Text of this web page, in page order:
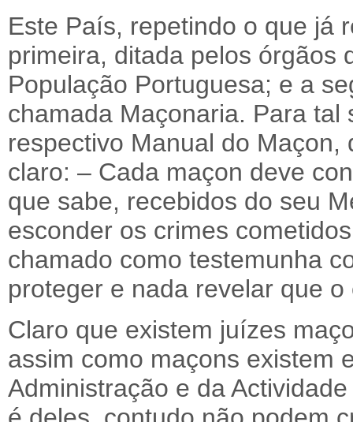
Este País, repetindo o que já
primeira, ditada pelos órgãos
População Portuguesa; e a
chamada Maçonaria. Para
respectivo Manual do
claro: – Cada maçon deve
que sabe, recebidos do seu
esconder os crimes
chamado como testemunha
proteger e nada revelar que
Claro que existem juízes
assim como maçons existem
Administração e da